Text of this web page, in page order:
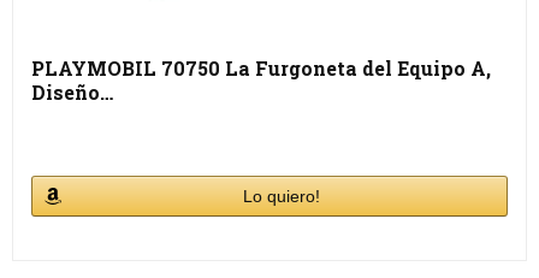
PLAYMOBIL 70750 La Furgoneta del Equipo A,
Diseño…
Lo quiero!